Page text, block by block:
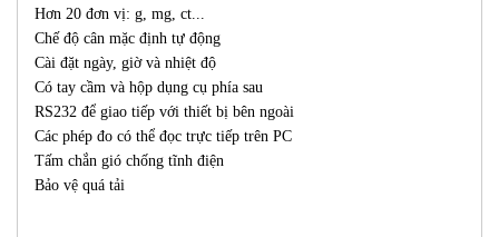
Hơn 20 đơn vị: g, mg, ct...
Chế độ cân mặc định tự động
Cài đặt ngày, giờ và nhiệt độ
Có tay cầm và hộp dụng cụ phía sau
RS232 để giao tiếp với thiết bị bên ngoài
Các phép đo có thể đọc trực tiếp trên PC
Tấm chắn gió chống tĩnh điện
Bảo vệ quá tải